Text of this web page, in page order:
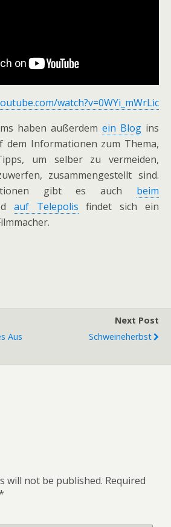
watch?v=0WYi_mWrLic
haben außerdem ein Blog ins
dem Informationen zum Thema,
um selber zu vermeiden,
zusammengestellt sind.
gibt es auch beim
auf Telepolis findet sich ein
Aus
Next Post
Schweineherbst
will not be published. Required